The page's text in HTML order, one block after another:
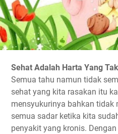
Sehat Adalah Harta Yang
Semua tahu namun tidak
sehat yang kita rasakan itu
mensyukurinya bahkan tidak
semua sadar ketika kita
penyakit yang kronis.